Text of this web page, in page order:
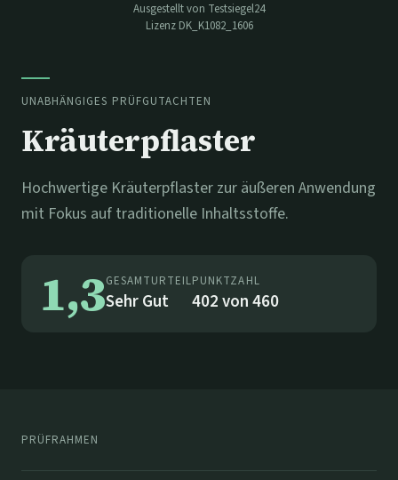
Ausgestellt von Testsiegel24
Lizenz DK_K1082_1606
UNABHÄNGIGES PRÜFGUTACHTEN
Kräuterpflaster
Hochwertige Kräuterpflaster zur äußeren Anwendung
mit Fokus auf traditionelle Inhaltsstoffe.
1,3GESAMTURTEIL
Sehr Gut
PUNKTZAHL
402von460
PRÜFRAHMEN